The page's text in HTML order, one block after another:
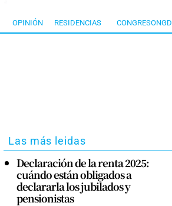
OPINIÓN RESIDENCIAS CONGRESONGD
Las más leidas
Declaración de la renta 2025:
cuándo están obligados a
declararla los jubilados y
pensionistas